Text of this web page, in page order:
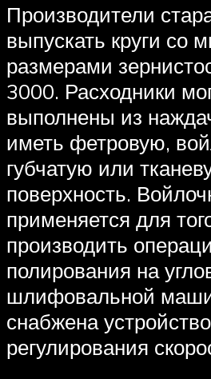
Производители
выпускать круги со
размерами
3000. Расходники
выполнены из
иметь фетровую,
губчатую или
поверхность.
применяется для
производить
полирования на
шлифовальной
снабжена
регулирования